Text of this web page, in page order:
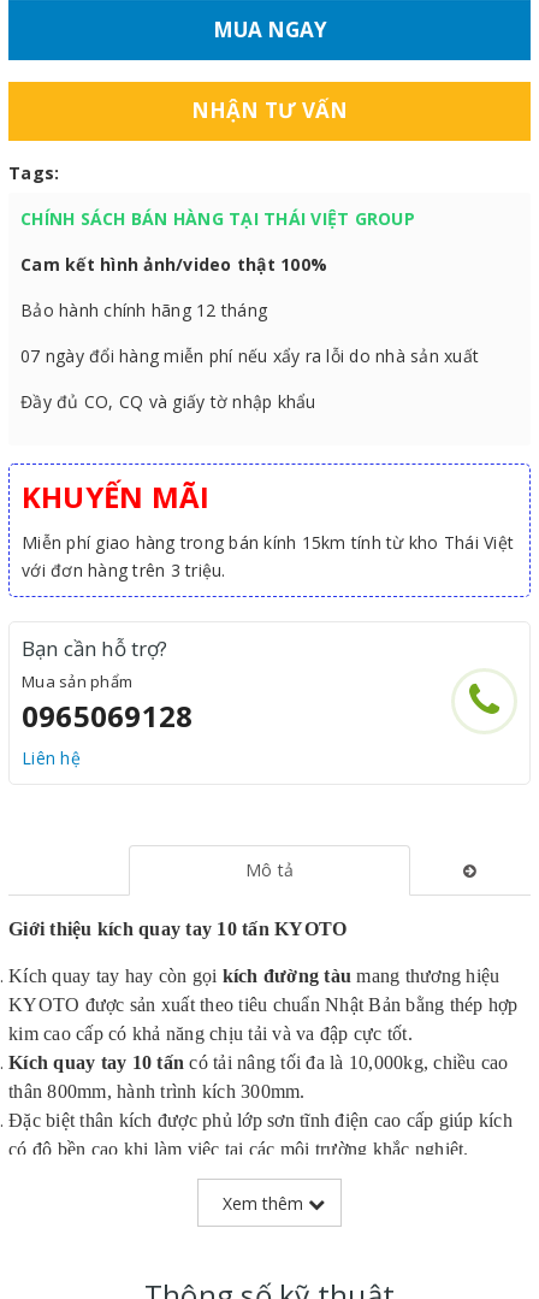
MUA NGAY
NHẬN TƯ VẤN
Tags:
CHÍNH SÁCH BÁN HÀNG TẠI THÁI VIỆT GROUP
Cam kết hình ảnh/video thật 100%
Bảo hành chính hãng 12 tháng
07 ngày đổi hàng miễn phí nếu xẩy ra lỗi do nhà sản xuất
Đầy đủ CO, CQ và giấy tờ nhập khẩu
KHUYẾN MÃI
Miễn phí giao hàng trong bán kính 15km tính từ kho Thái Việt
với đơn hàng trên 3 triệu.
Bạn cần hỗ trợ?
Mua sản phẩm
0965069128
Liên hệ
Mô tả
Giới thiệu kích quay tay 10 tấn KYOTO
Kích quay tay hay còn gọi kích đường tàu mang thương hiệu
KYOTO được sản xuất theo tiêu chuẩn Nhật Bản bằng thép hợp
kim cao cấp có khả năng chịu tải và va đập cực tốt.
Kích quay tay 10 tấn có tải nâng tối đa là 10,000kg, chiều cao
thân 800mm, hành trình kích 300mm.
Đặc biệt thân kích được phủ lớp sơn tĩnh điện cao cấp giúp kích
có độ bền cao khi làm việc tại các môi trường khắc nghiệt.
Được nhập khẩu chính hãng bởi Thái Việt với đầy đủ CO, CQ và
Xem thêm